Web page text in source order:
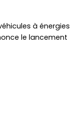
à énergies
le lancement